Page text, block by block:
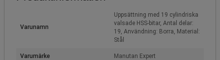
Varunamn
Uppsättning med 19 cylindriska
valsade HSS-bitar, Antal delar:
19, Användning: Borra, Material:
Stål
Varumärke Manutan Expert